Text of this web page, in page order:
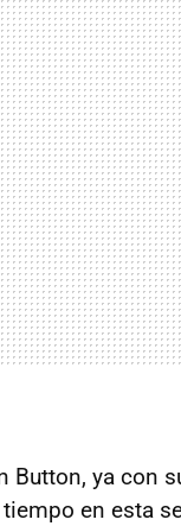
Button, ya con
en esta